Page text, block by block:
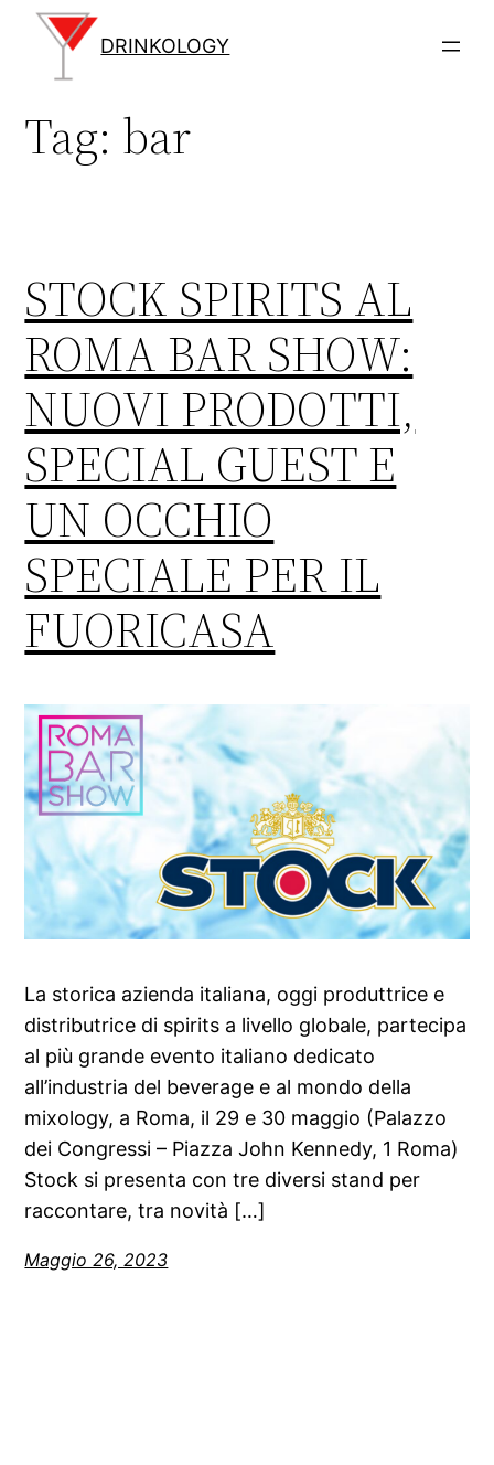
contenuto
DRINKOLOGY
Tag: bar
STOCK SPIRITS AL
ROMA BAR SHOW:
NUOVI PRODOTTI,
SPECIAL GUEST E
UN OCCHIO
SPECIALE PER IL
FUORICASA
La storica azienda italiana, oggi produttrice e
distributrice di spirits a livello globale, partecipa
al più grande evento italiano dedicato
all’industria del beverage e al mondo della
mixology, a Roma, il 29 e 30 maggio (Palazzo
dei Congressi – Piazza John Kennedy, 1 Roma)
Stock si presenta con tre diversi stand per
raccontare, tra novità […]
Maggio 26, 2023